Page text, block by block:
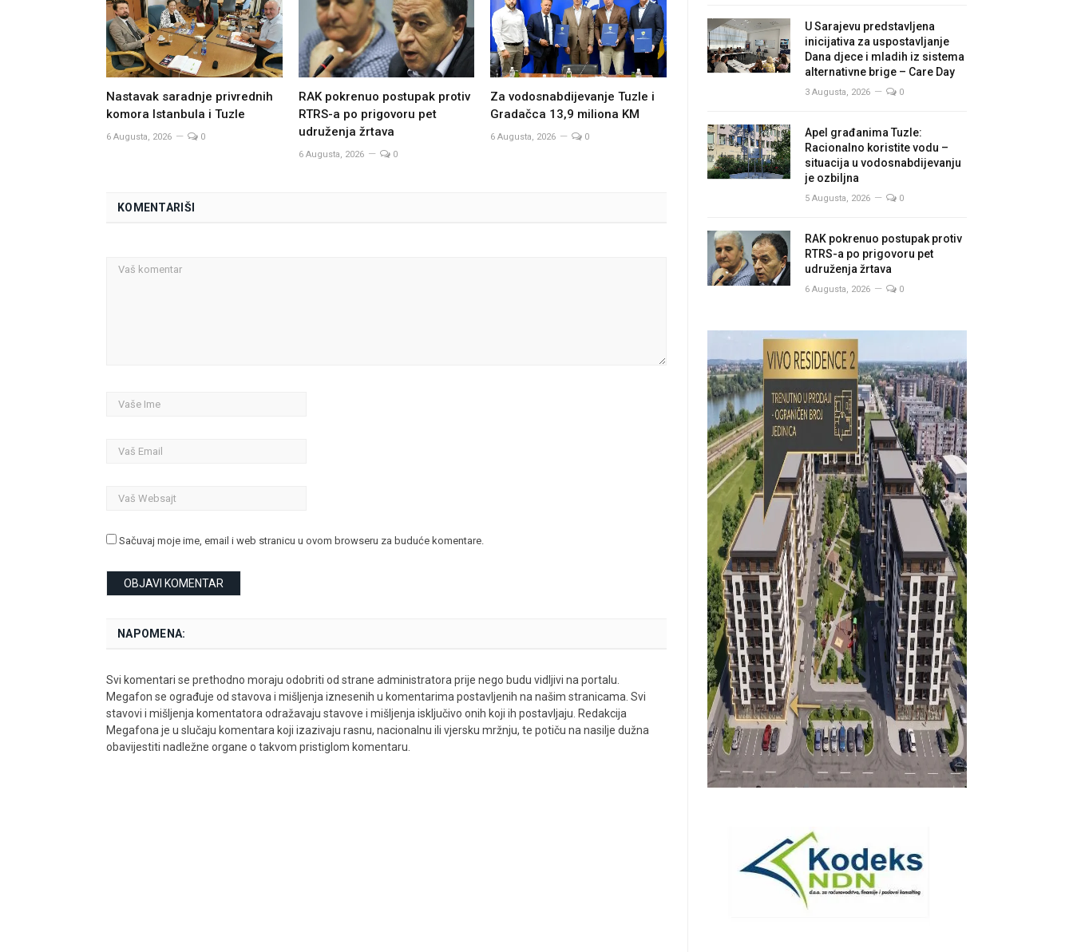
Nastavak saradnje privrednih
komora Istanbula i Tuzle
6 Augusta, 2026 0
RAK pokrenuo postupak protiv
RTRS-a po prigovoru pet
udruženja žrtava
6 Augusta, 2026 0
Za vodosnabdijevanje Tuzle i
Gradačca 13,9 miliona KM
6 Augusta, 2026 0
KOMENTARIŠI
Sačuvaj moje ime, email i web stranicu u ovom browseru za buduće komentare.
NAPOMENA:
Svi komentari se prethodno moraju odobriti od strane administratora prije nego budu vidljivi na portalu.
Megafon se ograđuje od stavova i mišljenja iznesenih u komentarima postavljenih na našim stranicama. Svi
stavovi i mišljenja komentatora odražavaju stavove i mišljenja isključivo onih koji ih postavljaju. Redakcija
Megafona je u slučaju komentara koji izazivaju rasnu, nacionalnu ili vjersku mržnju, te potiču na nasilje dužna
obavijestiti nadležne organe o takvom pristiglom komentaru.
U Sarajevu predstavljena
inicijativa za uspostavljanje
Dana djece i mladih iz sistema
alternativne brige – Care Day
3 Augusta, 2026 0
Apel građanima Tuzle:
Racionalno koristite vodu –
situacija u vodosnabdijevanju
je ozbiljna
5 Augusta, 2026 0
RAK pokrenuo postupak protiv
RTRS-a po prigovoru pet
udruženja žrtava
6 Augusta, 2026 0